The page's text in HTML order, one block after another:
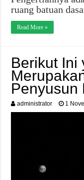
ruang batuan
Read More »
Berikut Ini
Penyusun
administrator 1